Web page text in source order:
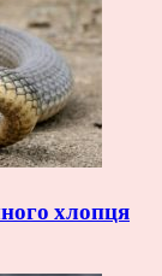
хлопця